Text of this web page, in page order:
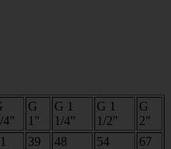
4"
G
1"
G 1
1/4"
G 1
1/2"
G
2"
39 48 54
67